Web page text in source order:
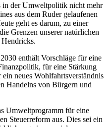
in der Umweltpolitik nicht mehr
aus dem Ruder gelaufenen
geht es darum, zu einer
Grenzen unserer natürlichen
Hendricks.
enthält Vorschläge für eine
für eine Stärkung
neues Wohlfahrtsverständnis
Handelns von Bürgern und
Umweltprogramm für eine
Steuerreform aus. Dies sei ein